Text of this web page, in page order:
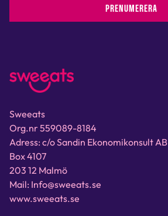
PRENUMERERA
Sweeats
Org.nr 559089-8184
Adress: c/o Sandin Ekonomikonsult AB
Box 4107
203 12 Malmö
Mail: Info@sweeats.se
www.sweeats.se